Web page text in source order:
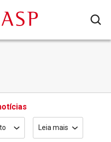
Leia mais